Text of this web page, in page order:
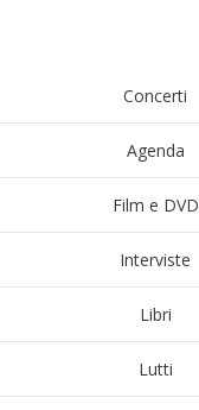
Concerti
Agenda
Film e DVD
Interviste
Libri
Lutti